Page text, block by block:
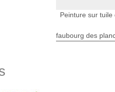
peinture
Peinture sur
faubourg des